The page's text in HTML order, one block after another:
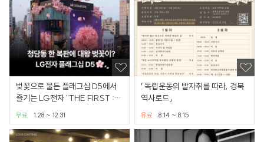
벚꽃으로 물든 플래그십 D5에서
즐기는 LG전자 "THE FIRST :
1.28 ~ 12.31
무료
「독립운동의 발자취를 따라, 경북
역사로드」
8.14 ~ 8.15
유료